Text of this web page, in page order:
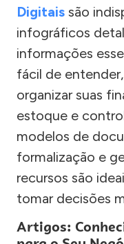
Digitais são
infográficos
informações
fácil de
organizar suas
estoque e
modelos de
formalização e
recursos são
tomar decisões
Artigos: